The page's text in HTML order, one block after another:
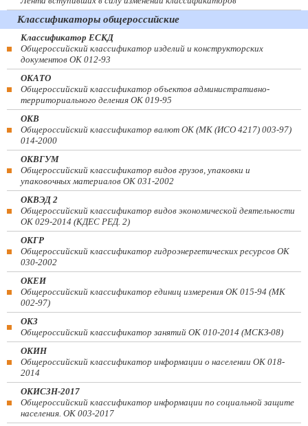
Классификаторы общероссийские
Классификатор ЕСКД
Общероссийский классификатор изделий и конструкторских
документов ОК 012-93
ОКАТО
Общероссийский классификатор объектов административно-
территориального деления ОК 019-95
ОКВ
Общероссийский классификатор валют ОК (МК (ИСО 4217) 003-97)
014-2000
ОКВГУМ
Общероссийский классификатор видов грузов, упаковки и
упаковочных материалов ОК 031-2002
ОКВЭД 2
Общероссийский классификатор видов экономической деятельности
ОК 029-2014 (КДЕС РЕД. 2)
ОКГР
Общероссийский классификатор гидроэнергетических ресурсов ОК
030-2002
ОКЕИ
Общероссийский классификатор единиц измерения ОК 015-94 (МК
002-97)
ОКЗ
Общероссийский классификатор занятий ОК 010-2014 (МСКЗ-08)
ОКИН
Общероссийский классификатор информации о населении ОК 018-
2014
ОКИСЗН-2017
Общероссийский классификатор информации по социальной защите
населения. ОК 003-2017